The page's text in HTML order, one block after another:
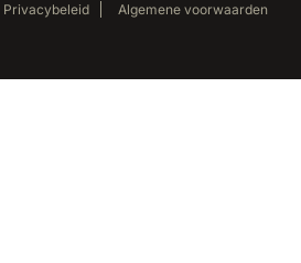
Privacybeleid Algemene voorwaarden